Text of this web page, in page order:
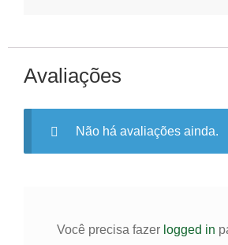
Avaliações
Não há avaliações ainda.
Você precisa fazer logged in